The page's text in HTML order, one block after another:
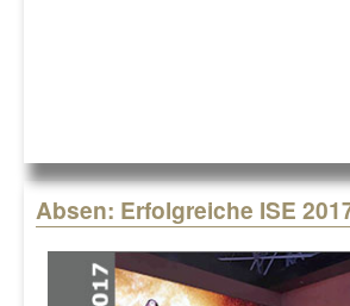
Absen: Erfolgreiche ISE